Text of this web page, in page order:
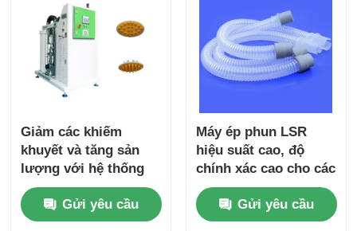
Giảm các khiếm
khuyết và tăng sản
lượng với hệ thống
cho ăn LSR của
chúng tôiGửi yêu cầu
Máy ép phun LSR
hiệu suất cao, độ
chính xác cao cho các
bộ phận silicon y tế
Gửi yêu cầu